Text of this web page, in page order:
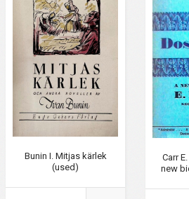
Bunin I. Mitjas kärlek
(used)
Carr
new